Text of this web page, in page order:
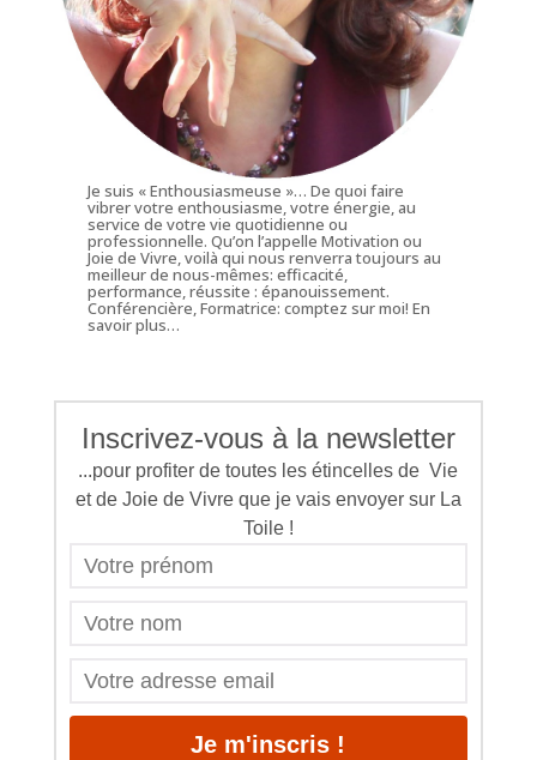
Je suis « Enthousiasmeuse »… De quoi faire
vibrer votre enthousiasme, votre énergie, au
service de votre vie quotidienne ou
professionnelle. Qu’on l’appelle Motivation ou
Joie de Vivre, voilà qui nous renverra toujours au
meilleur de nous-mêmes: efficacité,
performance, réussite : épanouissement.
Conférencière, Formatrice: comptez sur moi!En
savoir plus…
Inscrivez-vous à la newsletter
...pour profiter de toutes les étincelles de Vie
et de Joie de Vivre que je vais envoyer sur La
Toile !